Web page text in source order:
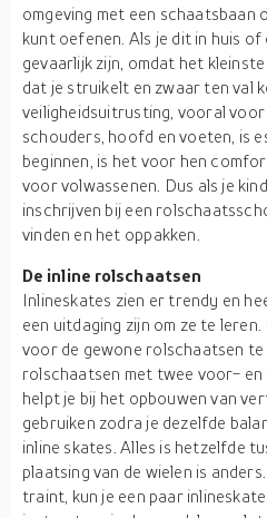
omgeving met een schaatsbaan
kunt oefenen. Als je dit in huis
gevaarlijk zijn, omdat het
dat je struikelt en zwaar ten val
veiligheidsuitrusting, vooral voor
schouders, hoofd en voeten, is
beginnen, is het voor hen
voor volwassenen. Dus als je
inschrijven bij een
vinden en het oppakken.
De inline rolschaatsen
Inlineskates zien er trendy en
een uitdaging zijn om ze te
voor de gewone rolschaatsen te
rolschaatsen met twee voor-
helpt je bij het opbouwen van
gebruiken zodra je dezelfde
inline skates. Alles is hetzelfde
plaatsing van de wielen is
traint, kun je een paar